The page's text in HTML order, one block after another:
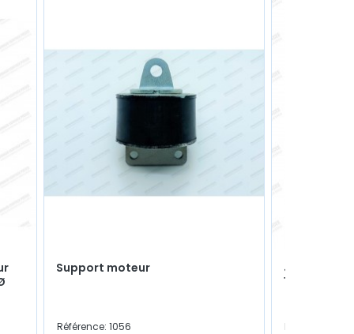
Support moteur
Référence: 1056
Joint plat
Référence: